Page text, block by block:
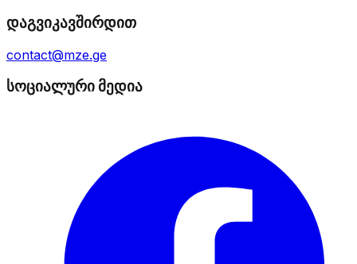
დაგვიკავშირდით
contact@mze.ge
სოციალური მედია